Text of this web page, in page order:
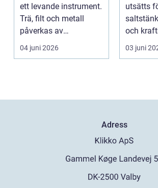
ett levande instrument.
Trä, filt och metall
påverkas av
årstidernas växlinga...
04 juni 2026
utsätts
och
Taket
03 juni
Adress